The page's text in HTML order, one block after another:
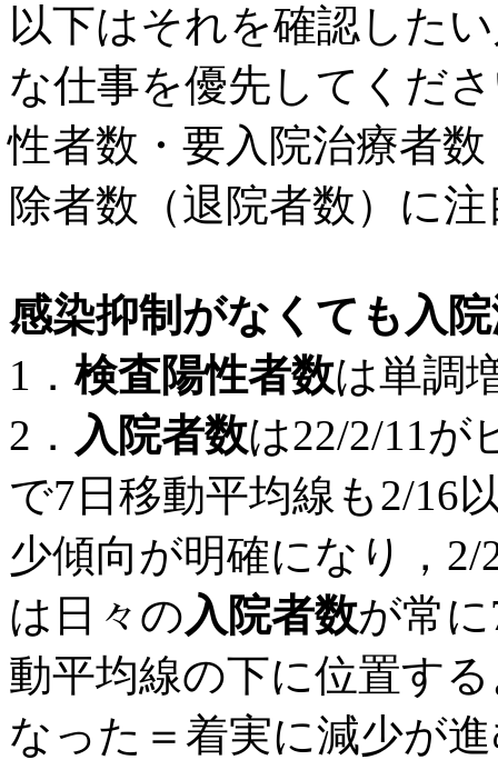
以下はそれを確認した
な仕事を優先してくだ
性者数・要入院治療者
除者数（退院者数）に
感染抑制がなくても入
1． 検査陽性者数は単調
2． 入院者数は22/2/11が
で7日移動平均線も2/16
少傾向が明確になり，2/
は日々の入院者数が常
動平均線の下に位置す
なった＝着実に減少が